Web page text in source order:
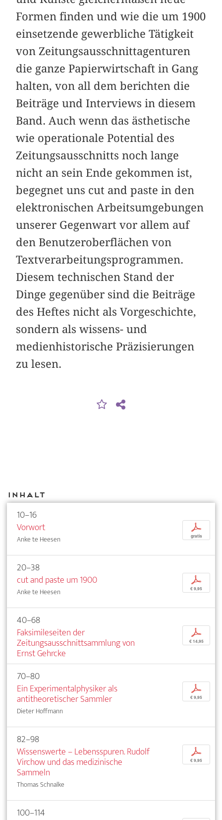
Formen finden und wie die um 1900
einsetzende gewerbliche Tätigkeit
von Zeitungsausschnittagenturen
die ganze Papierwirtschaft in Gang
halten, von all dem berichten die
Beiträge und Interviews in diesem
Band. Auch wenn das ästhetische
wie operationale Potential des
Zeitungsausschnitts noch lange
nicht an sein Ende gekommen ist,
begegnet uns cut and paste in den
elektronischen Arbeitsumgebungen
unserer Gegenwart vor allem auf
den Benutzeroberflächen von
Textverarbeitungsprogrammen.
Diesem technischen Stand der
Dinge gegenüber sind die Beiträge
des Heftes nicht als Vorgeschichte,
sondern als wissens- und
medienhistorische Präzisierungen
zu lesen.
Inhalt
10–16
Vorwort
Anke te Heesen
p
gratis
20–38
cut and paste um 1900
Anke te Heesen
p
€ 9,95
40–68
Faksimileseiten der
Zeitungsausschnittsammlung von
Ernst Gehrcke
p
€ 14,95
70–80
Ein Experimentalphysiker als
antitheoretischer Sammler
Dieter Hoffmann
p
€ 9,95
82–98
Wissenswerte – Lebensspuren. Rudolf
Virchow und das medizinische
Sammeln
Thomas Schnalke
p
€ 9,95
100–114